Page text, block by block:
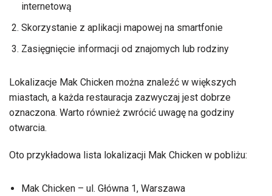
internetową
Skorzystanie z aplikacji mapowej na smartfonie
Zasięgnięcie informacji od znajomych lub rodziny
Lokalizacje Mak Chicken można znaleźć w większych
miastach, a każda restauracja zazwyczaj jest dobrze
oznaczona. Warto również zwrócić uwagę na godziny
otwarcia.
Oto przykładowa lista lokalizacji Mak Chicken w pobliżu:
Mak Chicken – ul. Główna 1, Warszawa